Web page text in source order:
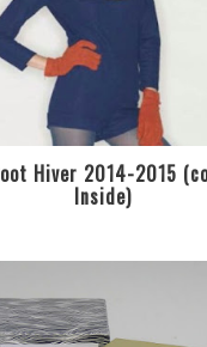
Hiver 2014-2015
Inside)